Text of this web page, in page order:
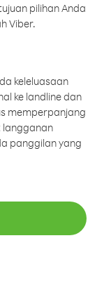
pilihan Anda
Viber.
keleluasaan
ke landline dan
memperpanjang
langganan
panggilan yang